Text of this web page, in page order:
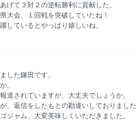
げて３対２の逆転勝利に貢献した。
大会、１回戦を突破していたね！
しているとやっぱり嬉しいね。
した鎌田です。
。
道されていますが、大丈夫でしょうか。
、返信をしたもとの勘違いしておりまし
ジャム、大変美味しくいただきました。